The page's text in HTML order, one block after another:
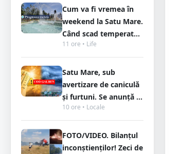
Cum va fi vremea în
weekend la Satu Mare.
Când scad temperat...
11 ore • Life
Satu Mare, sub
avertizare de caniculă
și furtuni. Se anunță ...
10 ore • Locale
FOTO/VIDEO. Bilanțul
inconștienților! Zeci de